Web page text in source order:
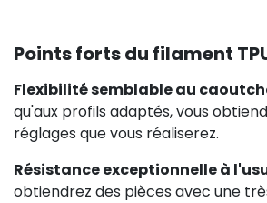
Points forts du filament
Flexibilité semblable au
qu'aux profils adaptés, vous
réglages que vous réaliserez.
Résistance exceptionnelle à
obtiendrez des pièces avec une